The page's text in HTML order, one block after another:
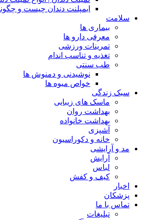
ایمپلنت دندان چیست و
سلامت
بیماری ها
معرفی دارو ها
تمرینات ورزشی
تغذیه و تناسب اندام
طب سنتی
نوشیدنی و دمنوش ها
خواص میوه ها
سبک زندگی
ماسک های زیبایی
بهداشت روان
بهداشت خانواده
آشپزی
خانه و دکوراسیون
مد و آرایشی
آرایش
لباس
کیف و کفش
اخبار
پزشکان
تماس با ما
تبلیغات